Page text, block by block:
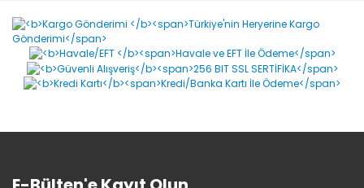
Yorum Yaz
Ürün resmi kalitesiz, bozuk veya görüntülenemiyor.
Ürün açıklamasında eksik bilgiler bulunuyor.
Ürün bilgilerinde hatalar bulunuyor.